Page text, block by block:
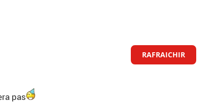
RAFRAICHIR
pas